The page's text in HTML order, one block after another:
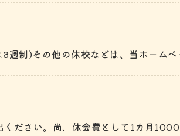
制)その他の休校などは、当ホームぺ
ださい。尚、休会費として1カ月